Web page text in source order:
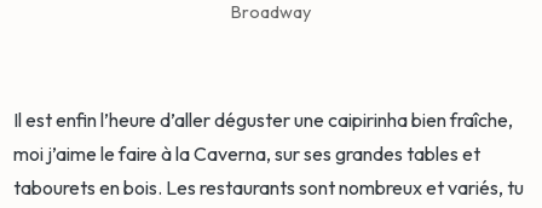
Broadway
Il est enfin l’heure d’aller déguster une caipirinha bien fraîche,
moi j’aime le faire à la Caverna, sur ses grandes tables et
tabourets en bois. Les restaurants sont nombreux et variés, tu